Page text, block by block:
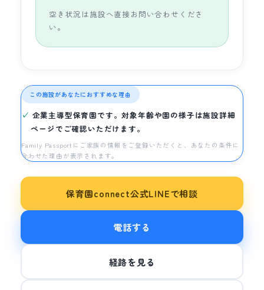
空き状況は施設へ直接お問い合わせくださ
い。
この施設があなたにおすすめな理由
企業主導型保育園です。対象年齢や園の様子は施設詳細
ページでご確認いただけます。
Family Passportにご家族の情報をご登録いただくと、あなたの条件に
合わせた理由が表示されます。
保育園connect公式LINEで相談
電話する
経路を見る